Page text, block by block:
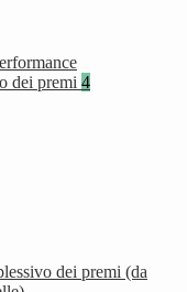
dei premi 4
dei premi (da